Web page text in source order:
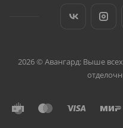
2026 © Авангард: Выше